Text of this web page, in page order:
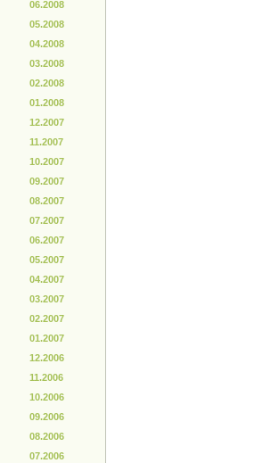
06.2008
05.2008
04.2008
03.2008
02.2008
01.2008
12.2007
11.2007
10.2007
09.2007
08.2007
07.2007
06.2007
05.2007
04.2007
03.2007
02.2007
01.2007
12.2006
11.2006
10.2006
09.2006
08.2006
07.2006